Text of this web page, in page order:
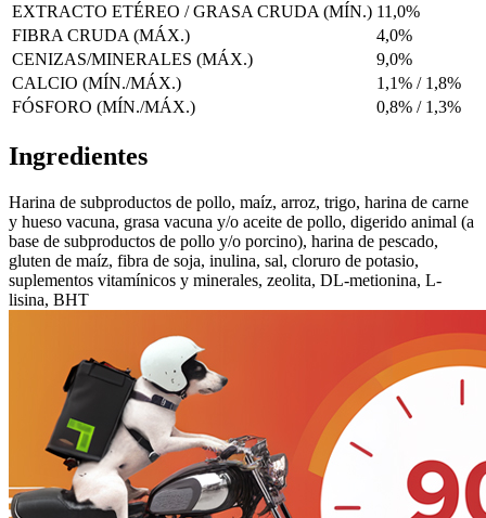
EXTRACTO ETÉREO / GRASA CRUDA (MÍN.) 11,0%
FIBRA CRUDA (MÁX.)
4,0%
CENIZAS/MINERALES (MÁX.)
9,0%
CALCIO (MÍN./MÁX.)
1,1% / 1,8%
FÓSFORO (MÍN./MÁX.)
0,8% / 1,3%
Ingredientes
Harina de subproductos de pollo, maíz, arroz, trigo, harina de carne
y hueso vacuna, grasa vacuna y/o aceite de pollo, digerido animal (a
base de subproductos de pollo y/o porcino), harina de pescado,
gluten de maíz, fibra de soja, inulina, sal, cloruro de potasio,
suplementos vitamínicos y minerales, zeolita, DL-metionina, L-
lisina, BHT